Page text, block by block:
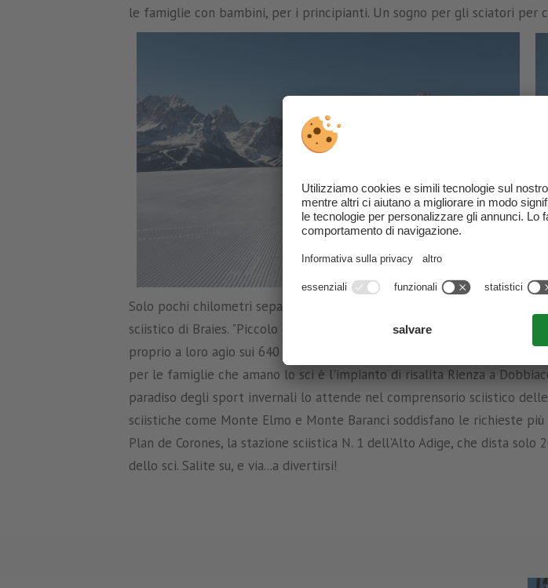
le famiglie con bambini, per i principianti. Un sogno per gli sciatori per
Solo pochi chilometri separano l'Hotel Pragserhof, il vostro alloggio per
sciistico di Braies. "Piccolo è bello": ecco la perfetta descrizione della
proprio a loro agio sui 640 m di lunghezza della facile pista Kameriot
per le famiglie che amano lo sci è l'impianto di risalita Rienza a
paradiso degli sport invernali lo attende nel comprensorio sciistico
sciistiche come Monte Elmo e Monte Baranci soddisfano le richieste
Plan de Corones, la stazione sciistica N. 1 dell'Alto Adige, che dista
dello sci. Salite su, e via...a divertirsi!